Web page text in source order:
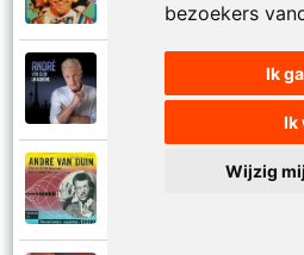
bezoekers
Ik
Ik
Wijzig
Stil in de stad